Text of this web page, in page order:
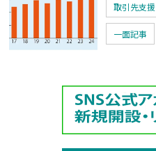
取引先支援
一面記事